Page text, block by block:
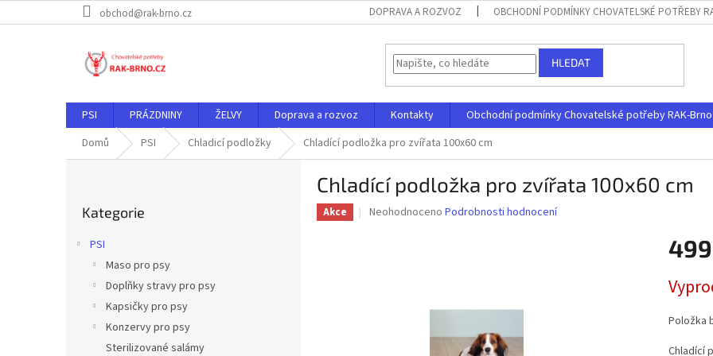
na
obchod@rak-brno.cz DOPRAVA A ROZVOZ OBCHODNÍ PODMÍNKY CHOVATELSKÉ POTŘEBY
HLEDAT
PSI PRÁZDNINY ŽELVY Doprava a rozvoz Kontakty
Obchodní podmínky Chovatelské potřeby RAK-Brno
Domů
PSI Chladicí podložky Chladící podložka pro zvířata 100x60 cm
kategorie
Kategorie
PSI
Maso pro psy
Doplňky stravy pro psy
Kapsičky pro psy
Konzervy pro psy
Sterilizované salámy
Chladící podložka pro zvířata 100x60 cm
Akce
Průměrné
Neohodnoceno Podrobnosti hodnocení
cena:
Položka
Chladící